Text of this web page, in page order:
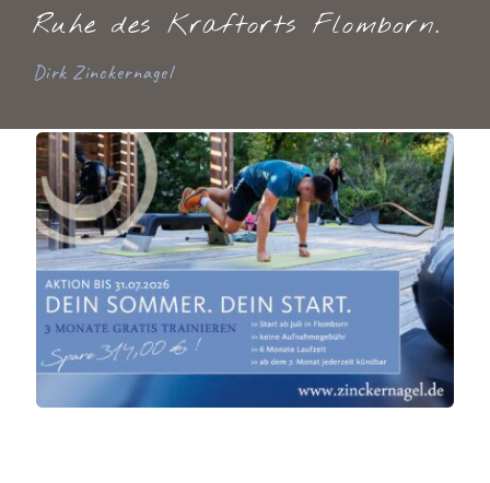
Ruhe des Kraftorts Flomborn.
Dirk Zinckernagel